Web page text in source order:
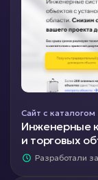
Сайт с каталогом
Инженерные
и торговых
Разработали